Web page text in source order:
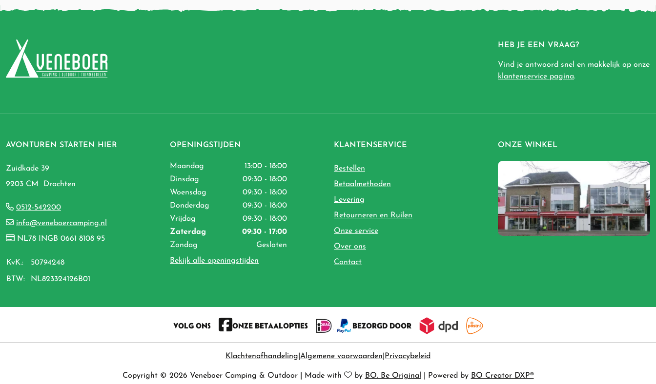
HEB JE EEN VRAAG?
Vind je antwoord snel en makkelijk op onze
klantenservice pagina.
AVONTUREN STARTEN HIER
Zuidkade 39
9203 CM Drachten
0512-542200
info@veneboercamping.nl
NL78 INGB 0661 8108 95
KvK.: 50794248
BTW: NL823324126B01
OPENINGSTIJDEN
Maandag
13:00 - 18:00
Dinsdag
09:30 - 18:00
Woensdag
09:30 - 18:00
Donderdag
09:30 - 18:00
Vrijdag
09:30 - 18:00
Zaterdag
09:30 - 17:00
Zondag
Gesloten
Bekijk alle openingstijden
KLANTENSERVICE
Bestellen
Betaalmethoden
Levering
Retourneren en Ruilen
Onze service
Over ons
Contact
ONZE WINKEL
VOLG ONS ONZE BETAALOPTIES BEZORGD DOOR
Klachtenafhandeling Algemene voorwaarden Privacybeleid
Copyright © 2026 Veneboer Camping & Outdoor Made with by BO. Be Original Powered by BO Creator DXP®